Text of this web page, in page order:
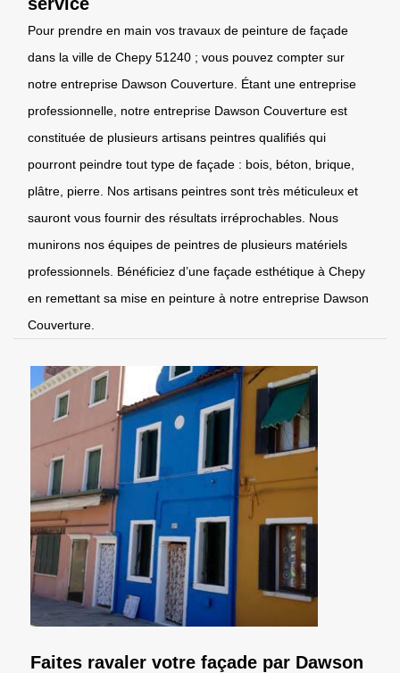
Pour prendre en main vos travaux de peinture de façade
dans la ville de Chepy 51240 ; vous pouvez compter sur
notre entreprise Dawson Couverture. Étant une entreprise
professionnelle, notre entreprise Dawson Couverture est
constituée de plusieurs artisans peintres qualifiés qui
pourront peindre tout type de façade : bois, béton, brique,
plâtre, pierre. Nos artisans peintres sont très méticuleux et
sauront vous fournir des résultats irréprochables. Nous
munirons nos équipes de peintres de plusieurs matériels
professionnels. Bénéficiez d’une façade esthétique à Chepy
en remettant sa mise en peinture à notre entreprise Dawson
Couverture.
Faites ravaler votre façade par Dawson